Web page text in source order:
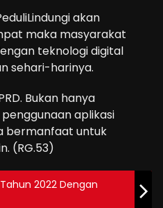
akan
maka masyarakat
teknologi digital
sehari-harinya.
Bukan hanya
aplikasi
bermanfaat untuk
(RG.53)
2022 Dengan